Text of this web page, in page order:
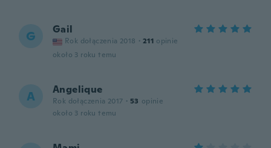
G Gail
Rok dołączenia 2018 · 211 opinie
około 3 roku temu
A Angelique
Rok dołączenia 2017 · 53 opinie
około 3 roku temu